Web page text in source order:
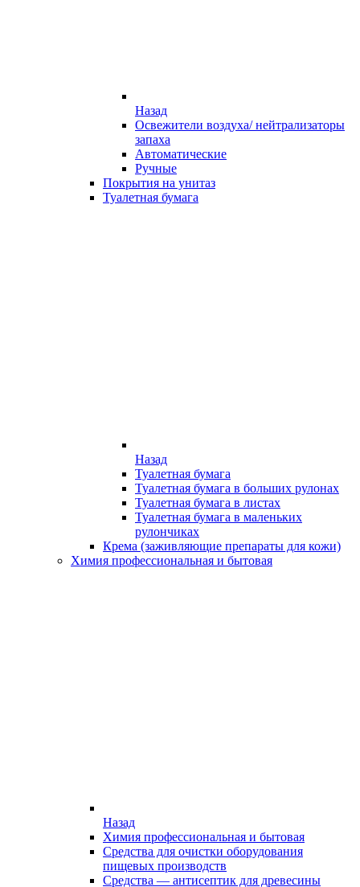
Назад
Освежители воздуха/ нейтрализаторы
запаха
Автоматические
Ручные
Покрытия на унитаз
Туалетная бумага
Назад
Туалетная бумага
Туалетная бумага в больших рулонах
Туалетная бумага в листах
Туалетная бумага в маленьких
рулончиках
Крема (заживляющие препараты для кожи)
Химия профессиональная и бытовая
Назад
Химия профессиональная и бытовая
Средства для очистки оборудования
пищевых производств
Средства — антисептик для древесины